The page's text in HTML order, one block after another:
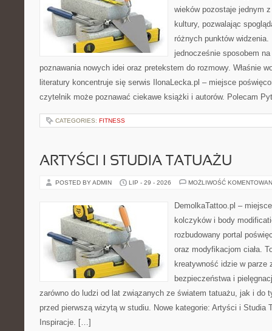
wieków pozostaje jednym
kultury, pozwalając
różnych punktów
jednocześnie sposobem
poznawania nowych idei oraz pretekstem do rozmowy. Właśnie
literatury koncentruje się serwis IlonaLecka.pl – miejsce
czytelnik może poznawać ciekawe książki i autorów. Polecam
CATEGORIES: FITNESS
ARTYŚCI I STUDIA TATUAŻU
POSTED BY ADMIN LIP - 29 - 2026 MOŻLIWOŚĆ
DemolkaTattoo.pl –
kolczyków i body
rozbudowany portal
oraz modyfikacjom ciała.
kreatywność idzie w
bezpieczeństwa i
zarówno do ludzi od lat związanych ze światem tatuażu, jak i do
przed pierwszą wizytą w studiu. Nowe kategorie: Artyści i Studia
Inspiracje. […]